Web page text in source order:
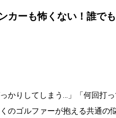
カーも怖くない！誰で
かりしてしまう…」「何回打
のゴルファーが抱える共通の